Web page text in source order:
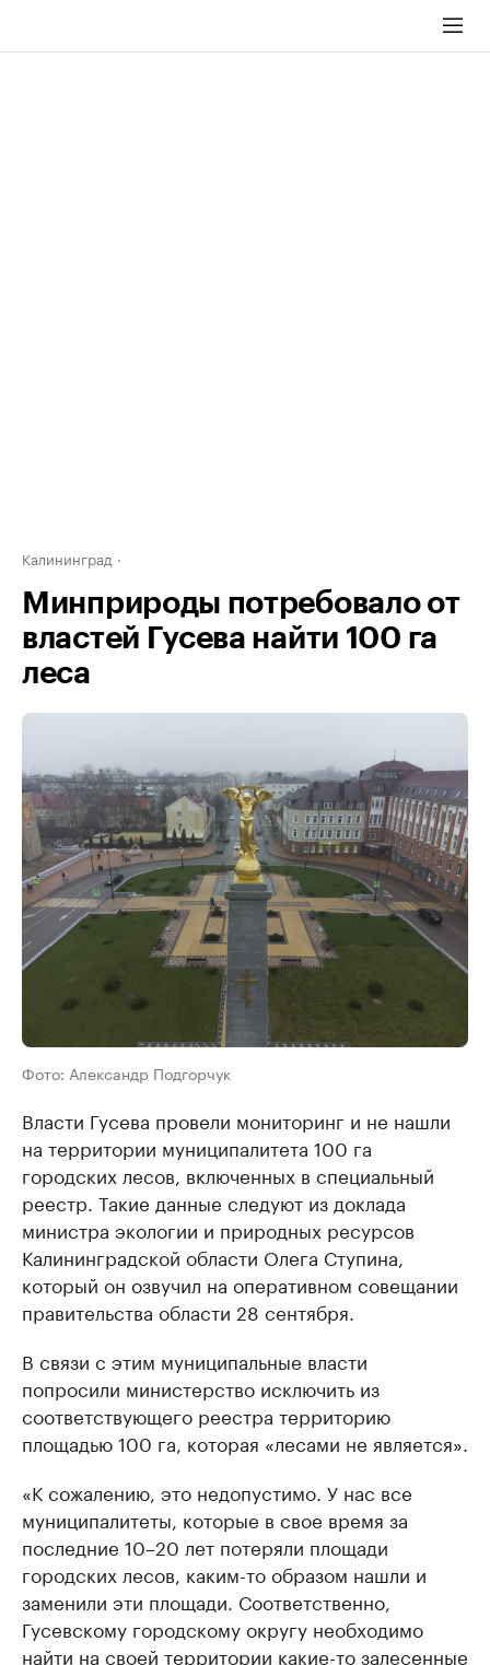
Калининград
Минприроды потребовало от
властей Гусева найти 100 га
леса
Фото: Александр Подгорчук
Власти Гусева провели мониторинг и не нашли
на территории муниципалитета 100 га
городских лесов, включенных в специальный
реестр. Такие данные следуют из доклада
министра экологии и природных ресурсов
Калининградской области Олега Ступина,
который он озвучил на оперативном совещании
правительства области 28 сентября.
В связи с этим муниципальные власти
попросили министерство исключить из
соответствующего реестра территорию
площадью 100 га, которая «лесами не является».
«К сожалению, это недопустимо. У нас все
муниципалитеты, которые в свое время за
последние 10–20 лет потеряли площади
городских лесов, каким-то образом нашли и
заменили эти площади. Соответственно,
Гусевскому городскому округу необходимо
найти на своей территории какие-то залесенные